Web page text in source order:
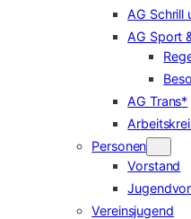
AG Schrill
AG Sport
AG Trans*
Personen
Vorstand
Vereinsjugend